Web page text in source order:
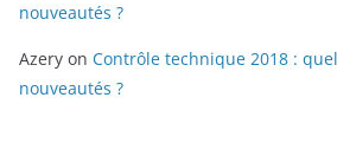
nouveautés ?
Azery on Contrôle technique 2018 :
nouveautés ?